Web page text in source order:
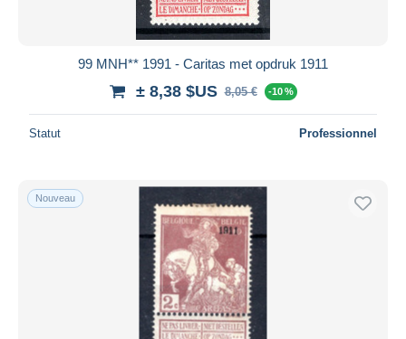
99 MNH** 1991 - Caritas met opdruk 1911
± 8,38 $US 8,05 € -10 %
Statut Professionnel
Nouveau